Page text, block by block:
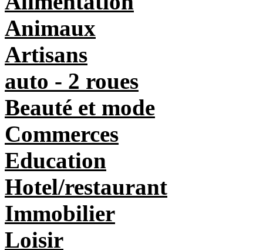
Animaux
Artisans
auto - 2 roues
Beauté et mode
Commerces
Education
Hotel/restaurant
Immobilier
Loisir